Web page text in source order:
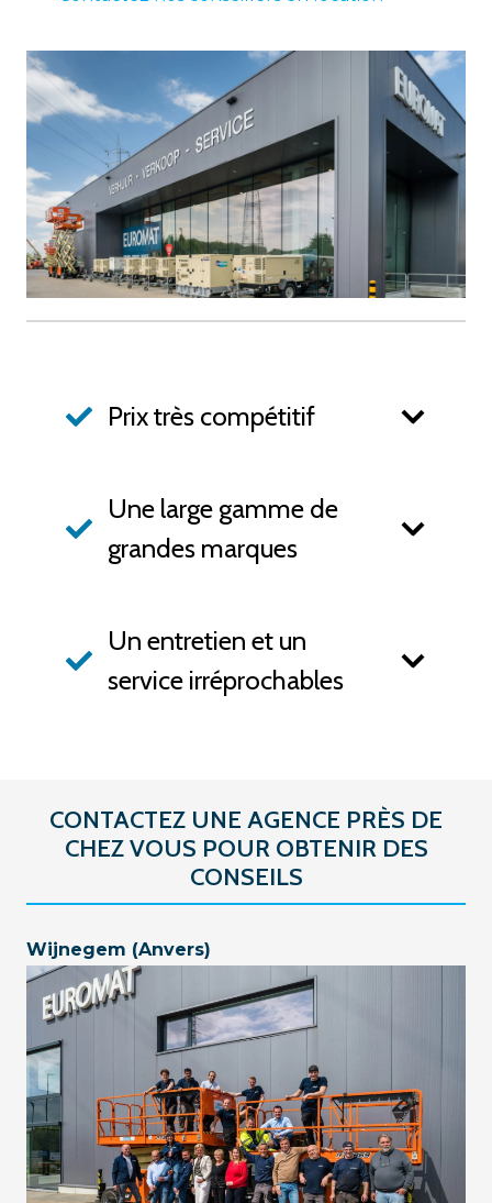
Prix très compétitif
Une large gamme de
grandes marques
Un entretien et un
service irréprochables
CONTACTEZ UNE AGENCE PRÈS DE
CHEZ VOUS POUR OBTENIR DES
CONSEILS
Wijnegem (Anvers)